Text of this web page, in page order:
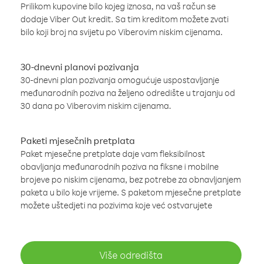
Prilikom kupovine bilo kojeg iznosa, na vaš račun se
dodaje Viber Out kredit. Sa tim kreditom možete zvati
bilo koji broj na svijetu po Viberovim niskim cijenama.
30-dnevni planovi pozivanja
30-dnevni plan pozivanja omogućuje uspostavljanje
međunarodnih poziva na željeno odredište u trajanju od
30 dana po Viberovim niskim cijenama.
Paketi mjesečnih pretplata
Paket mjesečne pretplate daje vam fleksibilnost
obavljanja međunarodnih poziva na fiksne i mobilne
brojeve po niskim cijenama, bez potrebe za obnavljanjem
paketa u bilo koje vrijeme. S paketom mjesečne pretplate
možete uštedjeti na pozivima koje već ostvarujete
Više odredišta